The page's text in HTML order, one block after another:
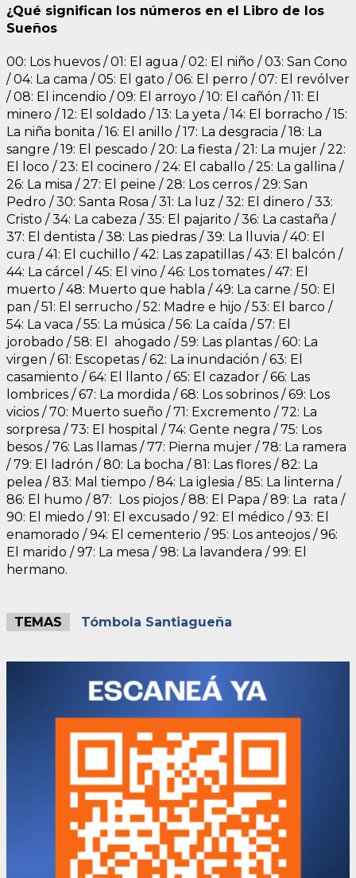
¿Qué significan los números en el Libro de los
Sueños
00: Los huevos / 01: El agua / 02: El niño / 03: San Cono
/ 04: La cama / 05: El gato / 06: El perro / 07: El revólver
/ 08: El incendio / 09: El arroyo / 10: El cañón / 11: El
minero / 12: El soldado / 13: La yeta / 14: El borracho / 15:
La niña bonita / 16: El anillo / 17: La desgracia / 18: La
sangre / 19: El pescado / 20: La fiesta / 21: La mujer / 22:
El loco / 23: El cocinero / 24: El caballo / 25: La gallina /
26: La misa / 27: El peine / 28: Los cerros / 29: San
Pedro / 30: Santa Rosa / 31: La luz / 32: El dinero / 33:
Cristo / 34: La cabeza / 35: El pajarito / 36: La castaña /
37: El dentista / 38: Las piedras / 39: La lluvia / 40: El
cura / 41: El cuchillo / 42: Las zapatillas / 43: El balcón /
44: La cárcel / 45: El vino / 46: Los tomates / 47: El
muerto / 48: Muerto que habla / 49: La carne / 50: El
pan / 51: El serrucho / 52: Madre e hijo / 53: El barco /
54: La vaca / 55: La música / 56: La caída / 57: El
jorobado / 58: El ahogado / 59: Las plantas / 60: La
virgen / 61: Escopetas / 62: La inundación / 63: El
casamiento / 64: El llanto / 65: El cazador / 66: Las
lombrices / 67: La mordida / 68: Los sobrinos / 69: Los
vicios / 70: Muerto sueño / 71: Excremento / 72: La
sorpresa / 73: El hospital / 74: Gente negra / 75: Los
besos / 76: Las llamas / 77: Pierna mujer / 78: La ramera
/ 79: El ladrón / 80: La bocha / 81: Las flores / 82: La
pelea / 83: Mal tiempo / 84: La iglesia / 85: La linterna /
86: El humo / 87: Los piojos / 88: El Papa / 89: La rata /
90: El miedo / 91: El excusado / 92: El médico / 93: El
enamorado / 94: El cementerio / 95: Los anteojos / 96:
El marido / 97: La mesa / 98: La lavandera / 99: El
hermano.
TEMAS Tómbola Santiagueña